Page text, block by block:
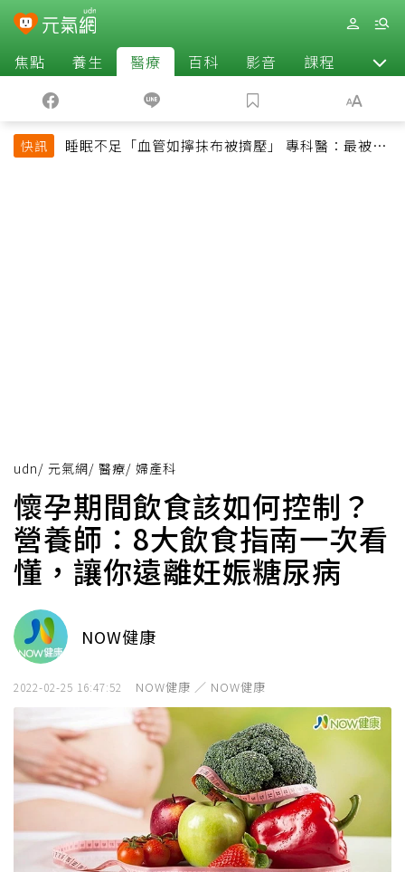
焦點 養生 醫療 百科 影音 課程 退休
快訊
睡眠不足「血管如擰抹布被擠壓」 專科醫：最被忽
udn/ 元氣網/ 醫療/ 婦產科
懷孕期間飲食該如何控制？
營養師：8大飲食指南一次看
懂，讓你遠離妊娠糖尿病
NOW健康
2022-02-25 16:47:52 NOW健康 ／ NOW健康